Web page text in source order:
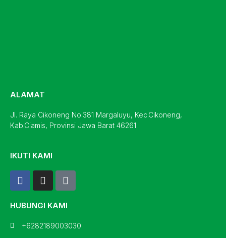
ALAMAT
Jl. Raya Cikoneng No.381 Margaluyu, Kec.Cikoneng,
Kab.Ciamis, Provinsi Jawa Barat 46261
IKUTI KAMI
F
a
e
o
I
n
t
g
T
i
t
k
HUBUNGI KAMI
+6282189003030